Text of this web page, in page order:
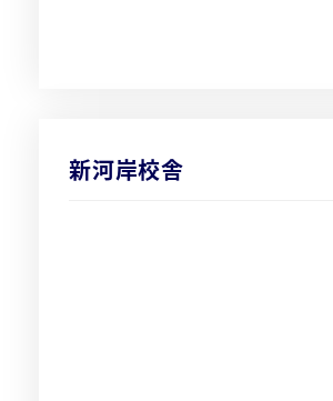
新河岸校舎